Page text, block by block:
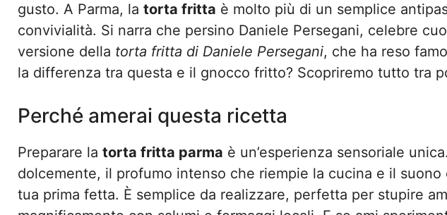
gusto. A Parma, la torta fritta è molto più di un semplice
convivialità. Si narra che persino Daniele Persegani, celebre
versione della torta fritta di Daniele Persegani, che ha reso
la differenza tra questa e il gnocco fritto? Scopriremo tutto tra
Perché amerai questa ricetta
Preparare la torta fritta parma è un’esperienza sensoriale
dolcemente, il profumo intenso che riempie la cucina e il
tua prima fetta. È semplice da realizzare, perfetta per stupire